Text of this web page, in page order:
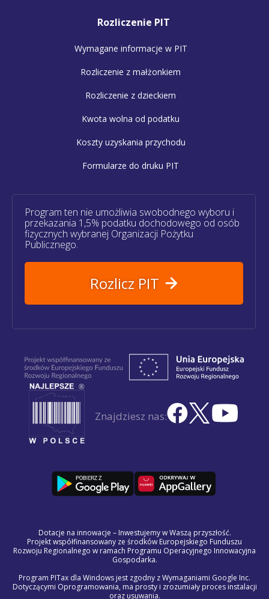
Rozliczenie PIT
Wymagane informacje w PIT
Rozliczenie z małżonkiem
Rozliczenie z dzieckiem
Kwota wolna od podatku
Koszty uzyskania przychodu
Formularze do druku PIT
Program ten nie umożliwia swobodnego wyboru i
przekazania 1,5% podatku dochodowego od osób
fizycznych wybranej Organizacji Pożytku
Publicznego.
Rozlicz PIT
Znajdziesz nas:
Dotacje na innowacje – Inwestujemy w Waszą przyszłość.
Projekt współfinansowany ze środków Europejskiego Funduszu
Rozwoju Regionalnego w ramach Programu Operacyjnego Innowacyjna
Gospodarka.
Program PITax dla Windows jest zgodny z Wymaganiami Google Inc.
Dotyczącymi Oprogramowania, ma prosty i zrozumiały proces instalacji
oraz usuwania.